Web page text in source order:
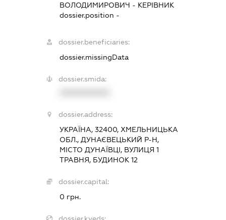
ВОЛОДИМИРОВИЧ - КЕРІВНИК
dossier.position -
dossier.beneficiaries:
dossier.missingData
dossier.smida:
dossier.address:
УКРАЇНА, 32400, ХМЕЛЬНИЦЬКА
ОБЛ., ДУНАЄВЕЦЬКИЙ Р-Н,
МІСТО ДУНАЇВЦІ, ВУЛИЦЯ 1
ТРАВНЯ, БУДИНОК 12
dossier.capital:
0 грн.
dossier.kveds: